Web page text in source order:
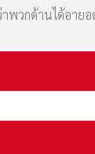
วกด้านได้อาย